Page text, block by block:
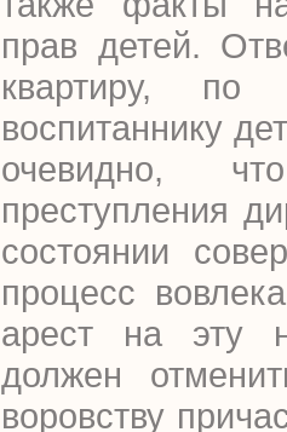
прав детей.
квартиру, по
воспитаннику
очевидно,
преступления
состоянии
процесс
арест на эту
должен
воровству